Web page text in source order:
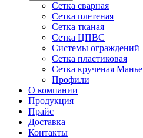
Сетка сварная
Сетка плетеная
Сетка тканая
Сетка ЦПВС
Системы ограждений
Сетка пластиковая
Сетка крученая Манье
Профили
О компании
Продукция
Прайс
Доставка
Контакты